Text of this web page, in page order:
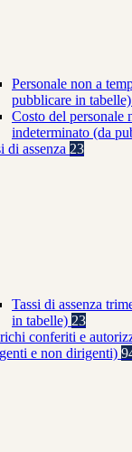
Personale non a
pubblicare in tabelle)
Costo del personale
indeterminato (da
di assenza 23
Tassi di assenza
in tabelle) 23
conferiti e
e non dirigenti)